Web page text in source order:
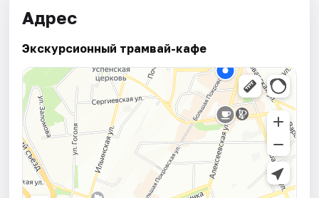
Адрес
Экскурсионный трамвай-кафе